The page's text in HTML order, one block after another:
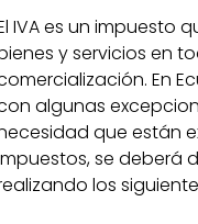
IVA es un impuesto
y servicios en
En
algunas
que están
se deberá
los